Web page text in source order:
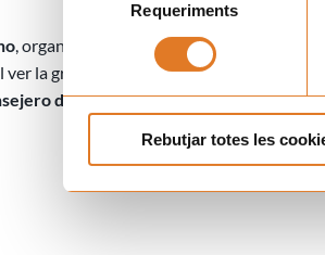
consentiment
Requeriments
Rebutjar totes les
, organizador y responsable principal de la
ver la gran participación, que además
de Derechos Socialesde la